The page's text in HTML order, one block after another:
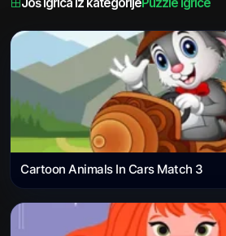
Cartoon Animals In Cars Match 3